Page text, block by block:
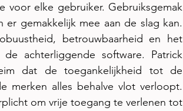
voor elke gebruiker. Gebruiksgemak
gemakkelijk mee aan de slag kan.
betrouwbaarheid en het
achterliggende software. Patrick
dat de toegankelijkheid tot de
merken alles behalve vlot verloopt.
om vrije toegang te verlenen tot